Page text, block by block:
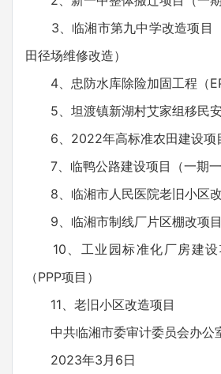
3、临湘市第九中学改造项目（
田径场维修改造）
4、忠防水库除险加固工程（
5、坦渡镇新湖村艾家组移民
6、2022年高标准农田建设项
7、临鸭公路建设项目（一期一
8、临湘市人民医院老旧小区改
9、临湘市制线厂片区棚改项目
10、工业园标准化厂房建设
（PPP项目）
11、老旧小区改造项目
中共临湘市委审计委员会办公
2023年3月6日